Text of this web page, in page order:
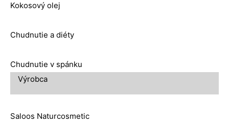
Kokosový olej
Chudnutie a diéty
Chudnutie v spánku
Výrobca
Saloos Naturcosmetic